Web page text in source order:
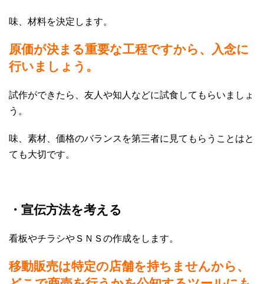
味、材料を決定します。
原価が決まる重要な工程ですから、入念に
行いましょう。
試作ができたら、友人や知人などに試食してもらいましょ
う。
味、素材、価格のバランスを第三者に見てもらうことはと
ても大切です。
・宣伝方法を考える
看板やチラシやＳＮＳの作成をします。
移動販売は特定の店舗を持ちませんから、